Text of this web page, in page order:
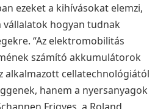
ezeket a kihívásokat elemzi,
vállalatok hogyan tudnak
“Az elektromobilitás
számító akkumulátorok
alkalmazott cellatechnológiától
hanem a nyersanyagok